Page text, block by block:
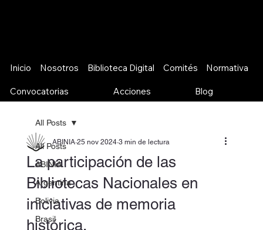
Inicio Nosotros Biblioteca Digital Comités Normativa
Convocatorias Acciones Blog
All Posts
ABINIA
Argentina
Bolivia
Brasil
All Posts
La participación de las
Bibliotecas Nacionales en
iniciativas de memoria
histórica.
ABINIA 25 nov 2024 3 min de lectura